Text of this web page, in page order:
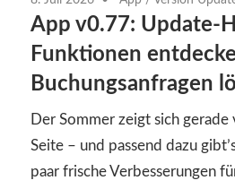
App v0.77: Update-
Funktionen
Buchungsanfragen
Der Sommer zeigt sich
Seite – und passend dazu
paar frische Verbesserungen